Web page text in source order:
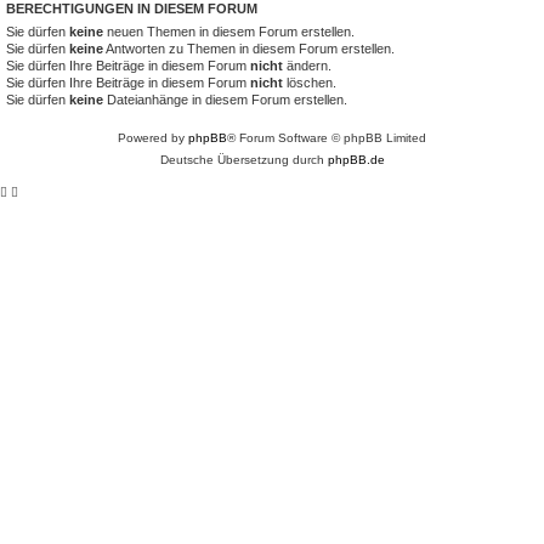
BERECHTIGUNGEN IN DIESEM FORUM
Sie dürfen keine neuen Themen in diesem Forum erstellen.
Sie dürfen keineAntworten zu Themen in diesem Forum erstellen.
Sie dürfen Ihre Beiträge in diesem Forum nicht ändern.
Sie dürfen Ihre Beiträge in diesem Forum nicht löschen.
Sie dürfen keine Dateianhänge in diesem Forum erstellen.
Powered by phpBB® Forum Software © phpBB Limited
Deutsche Übersetzung durch phpBB.de